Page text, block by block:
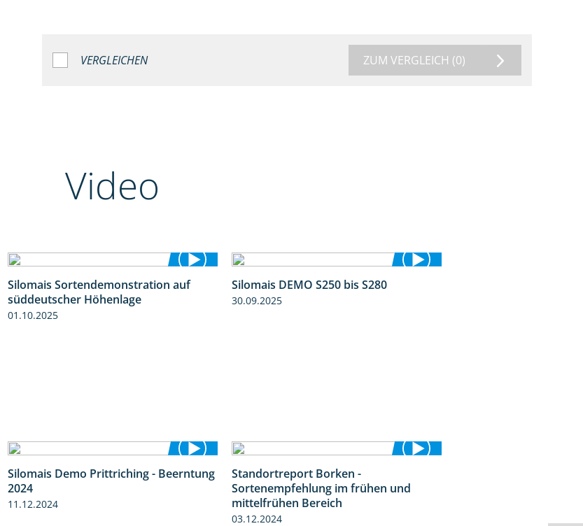
VERGLEICHEN ZUM VERGLEICH (0)
Video
7:04
Silomais Sortendemonstration auf
süddeutscher Höhenlage
01.10.2025
Silomais DEMO S250 bis S280
30.09.2025
12:28
Silomais Demo Prittriching - Beerntung
2024
11.12.2024
Standortreport Borken -
Sortenempfehlung im frühen und
mittelfrühen Bereich
03.12.2024